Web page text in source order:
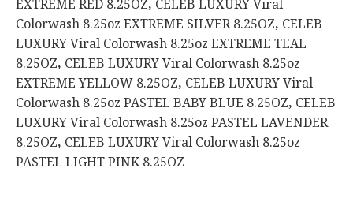
EXTREME RED 8.25OZ, CELEB LUXURY Viral
Colorwash 8.25oz EXTREME SILVER 8.25OZ, CELEB
LUXURY Viral Colorwash 8.25oz EXTREME TEAL
8.25OZ, CELEB LUXURY Viral Colorwash 8.25oz
EXTREME YELLOW 8.25OZ, CELEB LUXURY Viral
Colorwash 8.25oz PASTEL BABY BLUE 8.25OZ, CELEB
LUXURY Viral Colorwash 8.25oz PASTEL LAVENDER
8.25OZ, CELEB LUXURY Viral Colorwash 8.25oz
PASTEL LIGHT PINK 8.25OZ